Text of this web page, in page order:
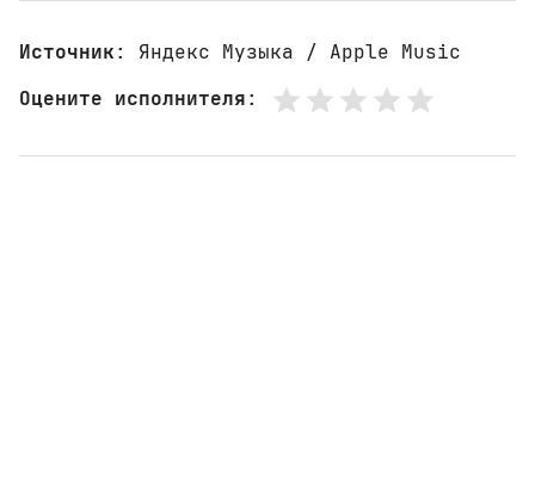
Источник: Яндекс Музыка / Apple Music
Оцените исполнителя: